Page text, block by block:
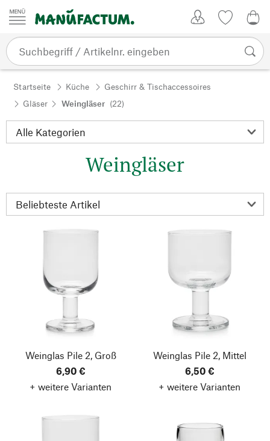
Zum Inhalt springen
Startseite Küche
Geschirr & Tischaccessoires
Gläser
Weingläser (22)
Weingläser
Weinglas Pile 2, Groß
6,90 €
+ weitere Varianten
Weinglas Pile 2, Mittel
6,50 €
+ weitere Varianten